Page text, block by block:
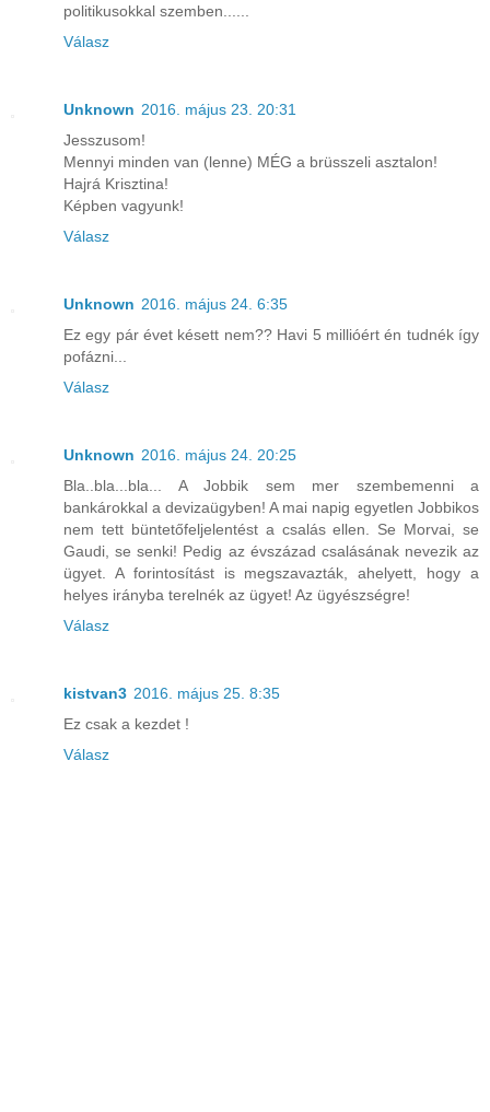
politikusokkal szemben......
Válasz
Unknown 2016. május 23. 20:31
Jesszusom!
Mennyi minden van (lenne) MÉG a brüsszeli asztalon!
Hajrá Krisztina!
Képben vagyunk!
Válasz
Unknown 2016. május 24. 6:35
Ez egy pár évet késett nem?? Havi 5 millióért én tudnék így
pofázni...
Válasz
Unknown 2016. május 24. 20:25
Bla..bla...bla... A Jobbik sem mer szembemenni a
bankárokkal a devizaügyben! A mai napig egyetlen Jobbikos
nem tett büntetőfeljelentést a csalás ellen. Se Morvai, se
Gaudi, se senki! Pedig az évszázad csalásának nevezik az
ügyet. A forintosítást is megszavazták, ahelyett, hogy a
helyes irányba terelnék az ügyet! Az ügyészségre!
Válasz
kistvan3 2016. május 25. 8:35
Ez csak a kezdet !
Válasz